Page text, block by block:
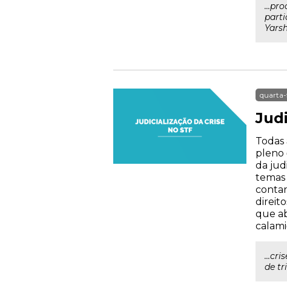
quarta-
pleno
da
temas
que
de